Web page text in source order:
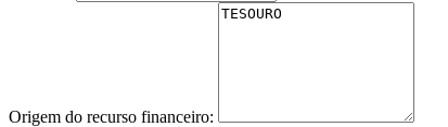
Origem do recurso financeiro: